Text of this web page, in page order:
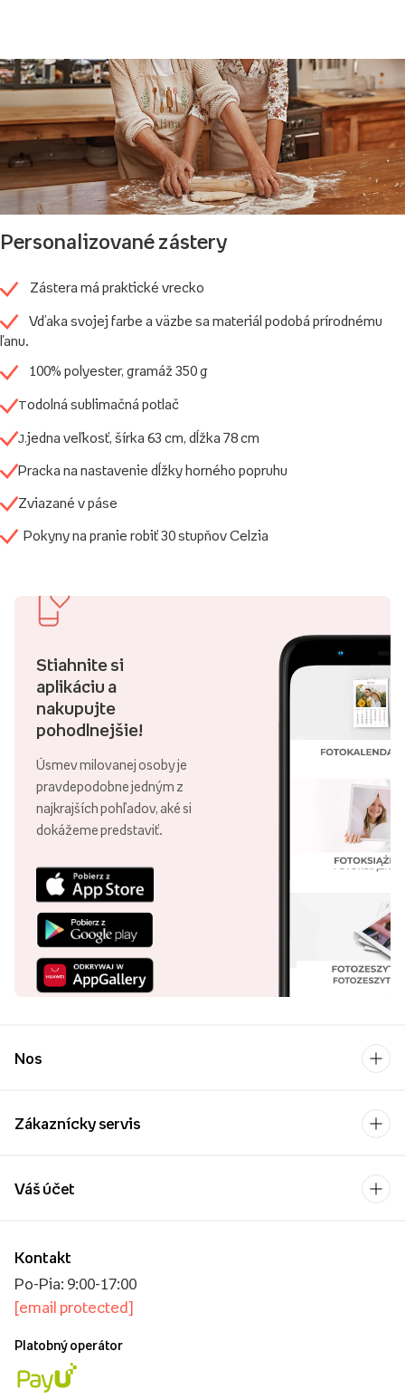
Personalizované zástery
Zástera má praktické vrecko
Vďaka svojej farbe a väzbe sa materiál podobá prírodnému
ľanu.
100% polyester, gramáž 350 g
Todolná sublimačná potlač
J. jedna veľkosť, šírka 63 cm, dĺžka 78 cm
Pracka na nastavenie dĺžky horného popruhu
Zviazané v páse
Pokyny na pranie robiť30 stupňov Celzia
Stiahnite si
aplikáciu a
nakupujte
pohodlnejšie!
Úsmev milovanej osoby je
pravdepodobne jedným z
najkrajších pohľadov, aké si
dokážeme predstaviť.
Nos
Zákaznícky servis
Kontakt
Po-Pia: 9:00-17:00
[email protected]
Platobný operátor
Váš účet